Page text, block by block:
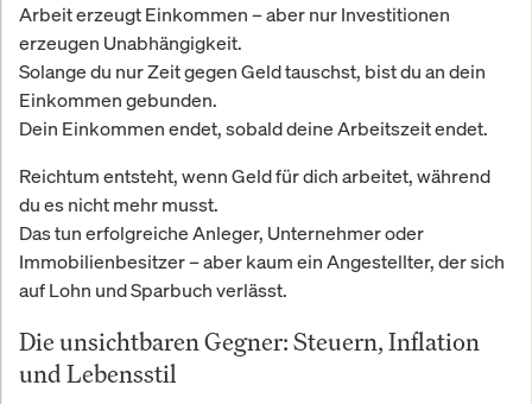
Arbeit erzeugt Einkommen – aber nur Investitionen
erzeugen Unabhängigkeit.
Solange du nur Zeit gegen Geld tauschst, bist du an dein
Einkommen gebunden.
Dein Einkommen endet, sobald deine Arbeitszeit endet.
Reichtum entsteht, wenn Geld für dich arbeitet, während
du es nicht mehr musst.
Das tun erfolgreiche Anleger, Unternehmer oder
Immobilienbesitzer – aber kaum ein Angestellter, der sich
auf Lohn und Sparbuch verlässt.
Die unsichtbaren Gegner: Steuern, Inflation
und Lebensstil